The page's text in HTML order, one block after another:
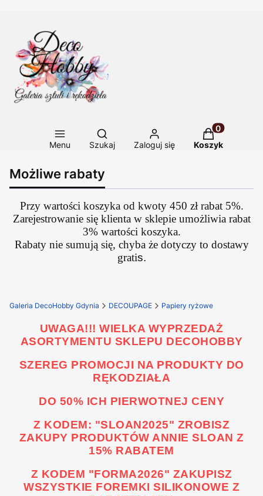
Menu
Otwórz wyszukiwarkę
Szukaj Zaloguj się
Produkty w
Koszyk
Możliwe rabaty
Przy wartości koszyka od kwoty 450 zł rabat 5%.
Zarejestrowanie się klienta w sklepie umożliwia rabat
3% wartości koszyka.
Rabaty nie sumują się, chyba że dotyczy to dostawy
gratis.
Galeria DecoHobby Gdynia DECOUPAGE Papiery ryżowe
UWAGA!!! WIELKA WYPRZEDAŻ
ASORTYMENTU SKLEPU DECOHOBBY
SZEREG PROMOCJI NA PRODUKTY DO
RĘKODZIAŁA
DO 50% ICH PIERWOTNEJ CENY
Z KODEM: "SLOAN2025" ZROBISZ
ZAKUPY PRODUKTÓW ANNIE SLOAN Z
15% RABATEM
Z KODEM "FORMA2026" ZAKUPISZ
WSZYSTKIE FOREMKI SILIKONOWE Z